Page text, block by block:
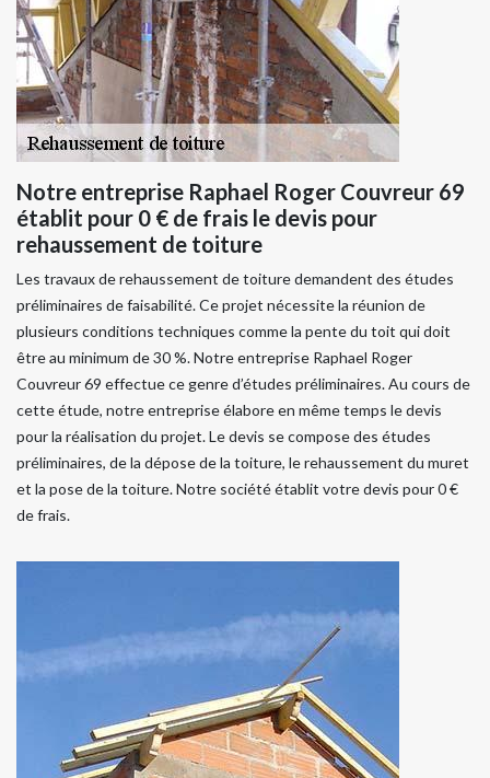
Notre entreprise Raphael Roger Couvreur 69
établit pour 0 € de frais le devis pour
rehaussement de toiture
Les travaux de rehaussement de toiture demandent des études
préliminaires de faisabilité. Ce projet nécessite la réunion de
plusieurs conditions techniques comme la pente du toit qui doit
être au minimum de 30 %. Notre entreprise Raphael Roger
Couvreur 69 effectue ce genre d’études préliminaires. Au cours de
cette étude, notre entreprise élabore en même temps le devis
pour la réalisation du projet. Le devis se compose des études
préliminaires, de la dépose de la toiture, le rehaussement du muret
et la pose de la toiture. Notre société établit votre devis pour 0 €
de frais.